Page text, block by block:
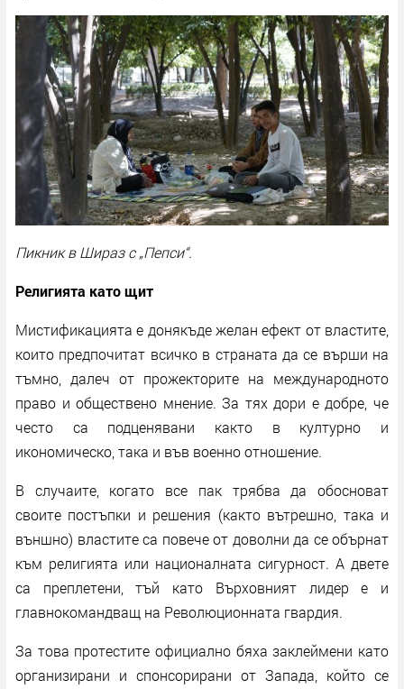
Пикник в Шираз с „Пепси“.
Религията като щит
Мистификацията е донякъде желан ефект от властите,
които предпочитат всичко в страната да се върши на
тъмно, далеч от прожекторите на международното
право и обществено мнение. За тях дори е добре, че
често са подценявани както в културно и
икономическо, така и във военно отношение.
В случаите, когато все пак трябва да обосноват
своите постъпки и решения (както вътрешно, така и
външно) властите са повече от доволни да се обърнат
към религията или националната сигурност. А двете
са преплетени, тъй като Върховният лидер е и
главнокомандващ на Революционната гвардия.
За това протестите официално бяха заклеймени като
организирани и спонсорирани от Запада, който се